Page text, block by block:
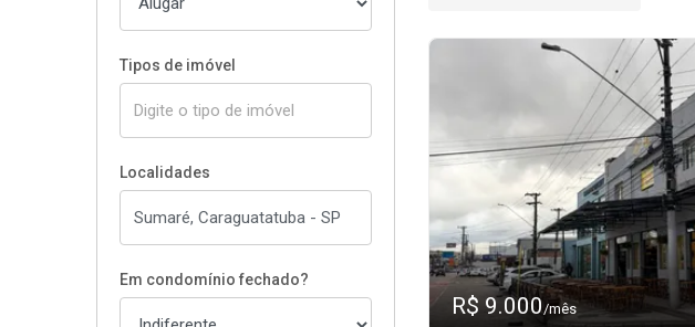
Tipos de imóvel
Localidades
Em condomínio fechado?
R$ 9.000/mês